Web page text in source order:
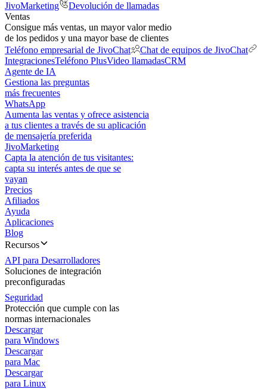
JivoMarketing
Devolución de llamadas
Ventas
Consigue más ventas, un mayor valor medio
de los pedidos y una mayor base de clientes
Teléfono empresarial de JivoChat
Chat de equipos de JivoChat
IntegracionesTeléfono PlusVideo llamadasCRM
Agente de IA
Gestiona las preguntas
más frecuentes
WhatsApp
Aumenta las ventas y ofrece asistencia
a tus clientes a través de su aplicación
de mensajería preferida
JivoMarketing
Capta la atención de tus visitantes:
capta su interés antes de que se
vayan
Precios
Afiliados
Ayuda
Aplicaciones
Blog
Recursos
API para Desarrolladores
Soluciones de integración
preconfiguradas
Seguridad
Protección que cumple con las
normas internacionales
Descargar
para Windows
Descargar
para Mac
Descargar
para Linux